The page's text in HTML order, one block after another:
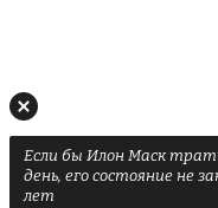
Если бы Илон Маск
день, его состояние не
лет